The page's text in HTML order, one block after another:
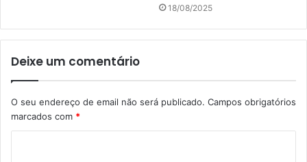
18/08/2025
Deixe um comentário
O seu endereço de email não será publicado. Campos obrigatórios
marcados com *